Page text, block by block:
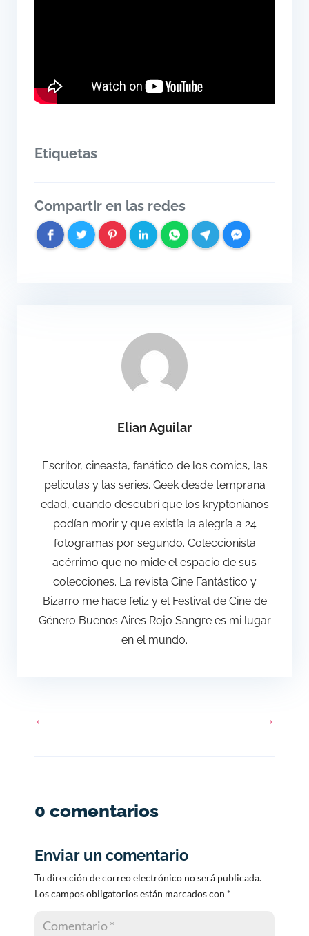
Etiquetas
Compartir en las redes
Elian Aguilar
Escritor, cineasta, fanático de los comics, las
peliculas y las series. Geek desde temprana
edad, cuando descubrí que los kryptonianos
podían morir y que existía la alegría a 24
fotogramas por segundo. Coleccionista
acérrimo que no mide el espacio de sus
colecciones. La revista Cine Fantástico y
Bizarro me hace feliz y el Festival de Cine de
Género Buenos Aires Rojo Sangre es mi lugar
en el mundo.
← →
0 comentarios
Enviar un comentario
Tu dirección de correo electrónico no será publicada.
Los campos obligatorios están marcados con *